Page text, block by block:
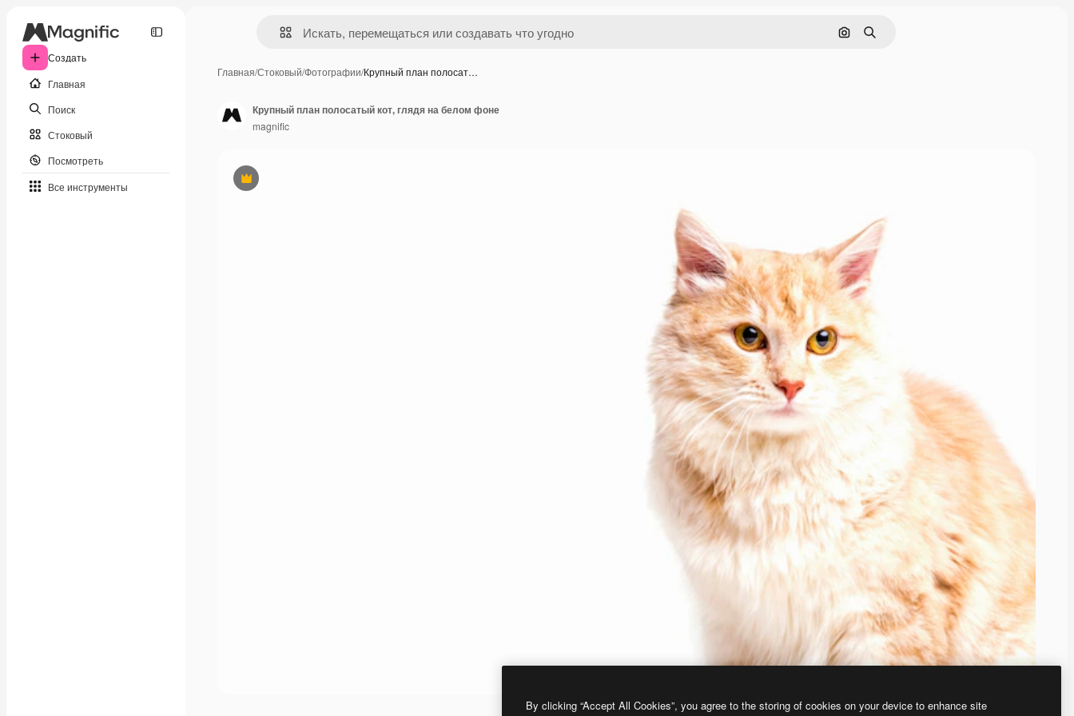
Создать
Главная
Поиск
Стоковый
Посмотреть
Все инструменты
Поиск по изображению
Поиск
Главная/Стоковый/Фотографии/Крупный план полосат…
Премиум
Крупный план полосатый кот, глядя на белом фоне
magnific
By clicking “Accept All Cookies”, you agree to the storing of cookies on your device to enhance site